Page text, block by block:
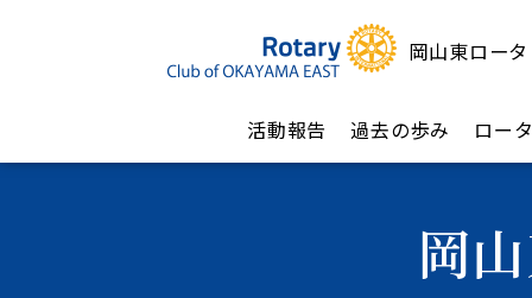
岡山東ロー
活動報告 過去の歩み ロー
岡